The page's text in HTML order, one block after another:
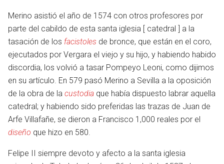
Merino asistió el año de 1574 con otros profesores por
parte del cabildo de esta santa iglesia [ catedral ] a la
tasación de los facistoles de bronce, que están en el coro,
ejecutados por Vergara el viejo y su hijo, y habiendo habido
discordia, los volvió a tasar Pompeyo Leoni, como dijimos
en su artículo. En 579 pasó Merino a Sevilla a la oposición
de la obra de la custodia que había dispuesto labrar aquella
catedral; y habiendo sido preferidas las trazas de Juan de
Arfe Villafañe, se dieron a Francisco 1,000 reales por el
diseño que hizo en 580.
Felipe II siempre devoto y afecto a la santa iglesia